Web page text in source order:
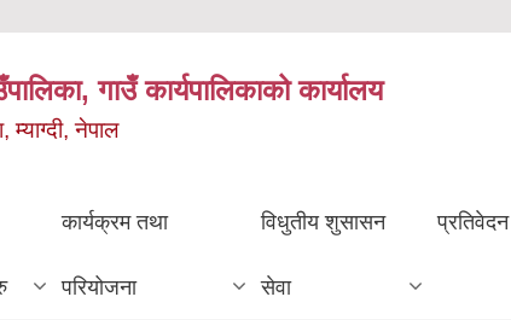
गाउँ कार्यपालिकाको कार्यालय
नेपाल
कार्यक्रम तथा
परियोजना
विधुतीय शुसासन
सेवा
प्रतिवेदन